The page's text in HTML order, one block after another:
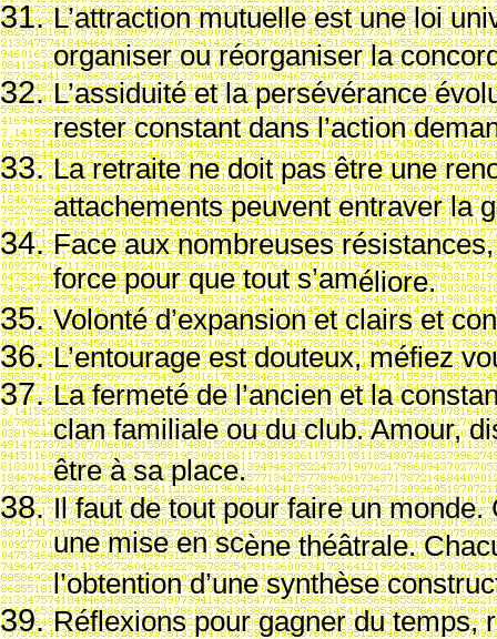
L’attraction mutuelle est une loi
organiser ou réorganiser la
L’assiduité et la persévérance
rester constant dans l’action
La retraite ne doit pasêtre une
attachements peuvent entraver la
Face aux nombreuses r
force pour que tout s’améliore.
Volonté d’expansion et clairs et
L’entourage est douteux, méfiez
La fermeté de l’ancien et la
clan familiale ou du club. Amour,
êtreà sa place.
Il faut de tout pour faire un
une mise en scène théâtrale.
l’obtention d’une synthèse
Réflexions pour gagner du temps,